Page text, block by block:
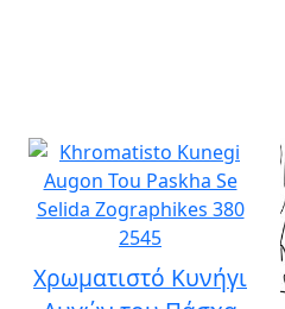
Χρωματιστό Κυνήγι